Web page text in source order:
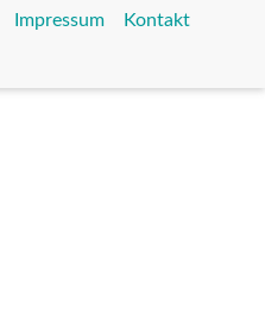
Impressum Kontakt